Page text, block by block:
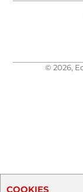
© 2026,
COOKIES